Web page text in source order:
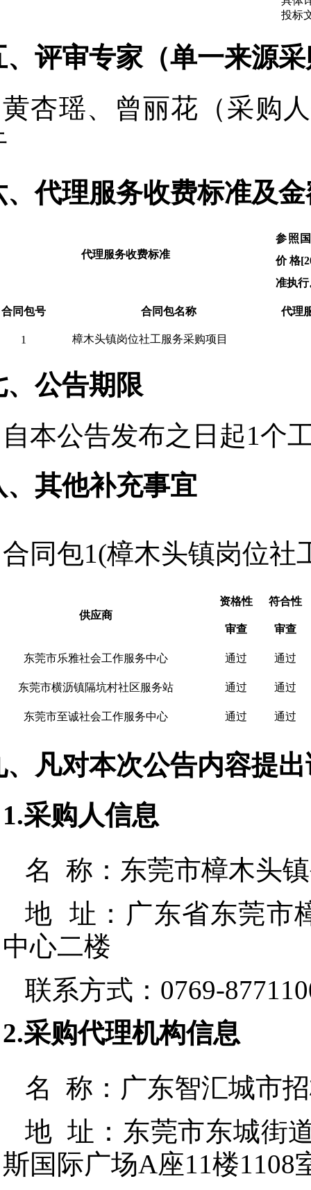
投标
、评审专家（单一来源
黄杏瑶、 曾丽花（采购
、代理服务收费标准及
代理服务收费标准
参照
价 格
准执行
合同包号 合同包名称 代理
1 樟木头镇岗位社工服务采购项目
、公告期限
自本公告发布之日起1个
、其他补充事宜
合同包1(樟木头镇岗位社
供应商
资格性
审查
符合性
审查
东莞市乐雅社会工作服务中心 通过 通过
东莞市横沥镇隔坑村社区服务站 通过 通过
东莞市至诚社会工作服务中心 通过 通过
、凡对本次公告内容提
1.采购人信息
名 称： 东莞市樟木头
地 址： 广东省东莞市
中心二楼
联系方式： 0769-
2.采购代理机构信息
名 称： 广东智汇城市
地 址： 东莞市东城街
斯国际广场A座11楼1108